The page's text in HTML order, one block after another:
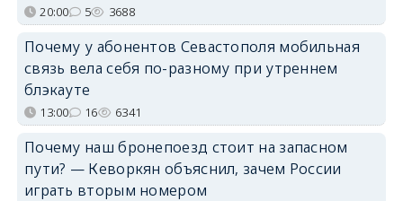
20:00 5 3688
Почему у абонентов Севастополя мобильная
связь вела себя по-разному при утреннем
блэкауте
13:00 16 6341
Почему наш бронепоезд стоит на запасном
пути? — Кеворкян объяснил, зачем России
играть вторым номером